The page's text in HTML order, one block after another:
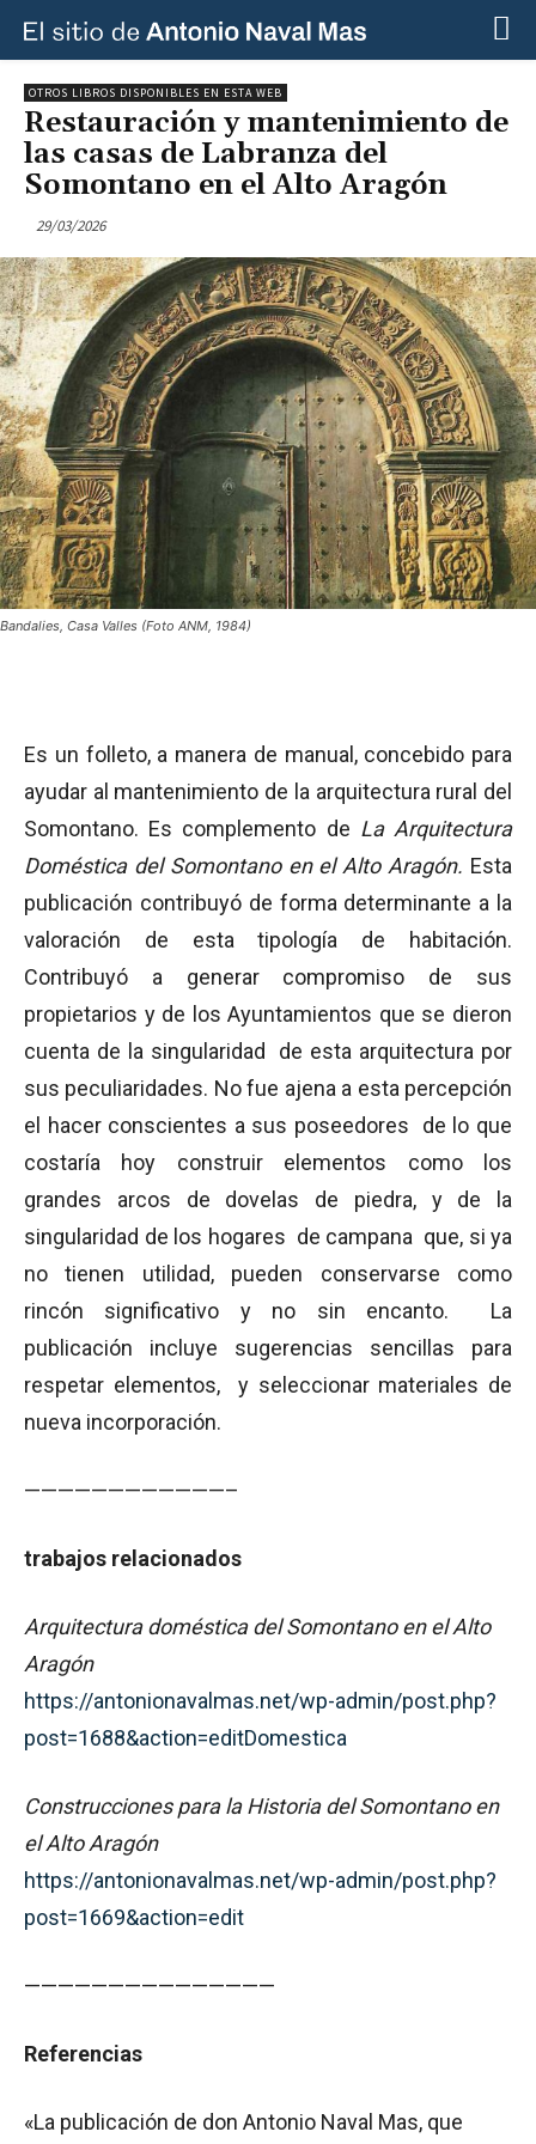
OTROS LIBROS DISPONIBLES EN ESTA WEB
Restauración y mantenimiento de
las casas de Labranza del
Somontano en el Alto Aragón
29/03/2026
Bandalies, Casa Valles (Foto ANM, 1984)
Es un folleto, a manera de manual, concebido para
ayudar al mantenimiento de la arquitectura rural del
Somontano. Es complemento de La Arquitectura
Doméstica del Somontano en el Alto Aragón. Esta
publicación contribuyó de forma determinante a la
valoración de esta tipología de habitación.
Contribuyó a generar compromiso de sus
propietarios y de los Ayuntamientos que se dieron
cuenta de la singularidad de esta arquitectura por
sus peculiaridades. No fue ajena a esta percepción
el hacer conscientes a sus poseedores de lo que
costaría hoy construir elementos como los
grandes arcos de dovelas de piedra, y de la
singularidad de los hogares de campana que, si ya
no tienen utilidad, pueden conservarse como
rincón significativo y no sin encanto. La
publicación incluye sugerencias sencillas para
respetar elementos, y seleccionar materiales de
nueva incorporación.
————————————–
trabajos relacionados
Arquitectura doméstica del Somontano en el Alto
Aragón
https://antonionavalmas.net/wp-admin/post.php?
post=1688&action=editDomestica
Construcciones para la Historia del Somontano en
el Alto Aragón
https://antonionavalmas.net/wp-admin/post.php?
post=1669&action=edit
———————————————
Referencias
«La publicación de don Antonio Naval Mas, que